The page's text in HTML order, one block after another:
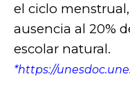
el ciclo
ausencia al 20%
escolar natural.
*https://